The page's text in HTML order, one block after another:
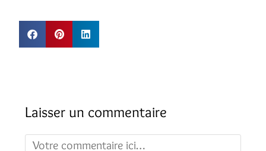
Laisser un commentaire